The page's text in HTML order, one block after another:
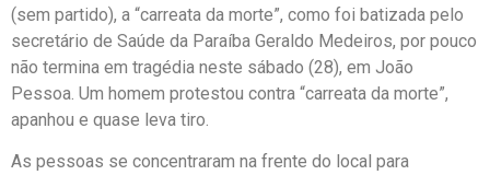
(sem partido), a “carreata da morte”, como foi batizada pelo
secretário de Saúde da Paraíba Geraldo Medeiros, por pouco
não termina em tragédia neste sábado (28), em João
Pessoa. Um homem protestou contra “carreata da morte”,
apanhou e quase leva tiro.
As pessoas se concentraram na frente do local para